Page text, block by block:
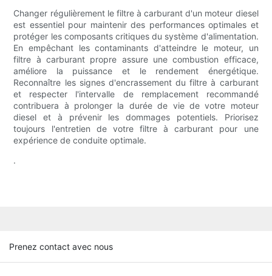
Changer régulièrement le filtre à carburant d'un moteur diesel
est essentiel pour maintenir des performances optimales et
protéger les composants critiques du système d'alimentation.
En empêchant les contaminants d'atteindre le moteur, un
filtre à carburant propre assure une combustion efficace,
améliore la puissance et le rendement énergétique.
Reconnaître les signes d'encrassement du filtre à carburant
et respecter l'intervalle de remplacement recommandé
contribuera à prolonger la durée de vie de votre moteur
diesel et à prévenir les dommages potentiels. Priorisez
toujours l'entretien de votre filtre à carburant pour une
expérience de conduite optimale.
.
Prenez contact avec nous